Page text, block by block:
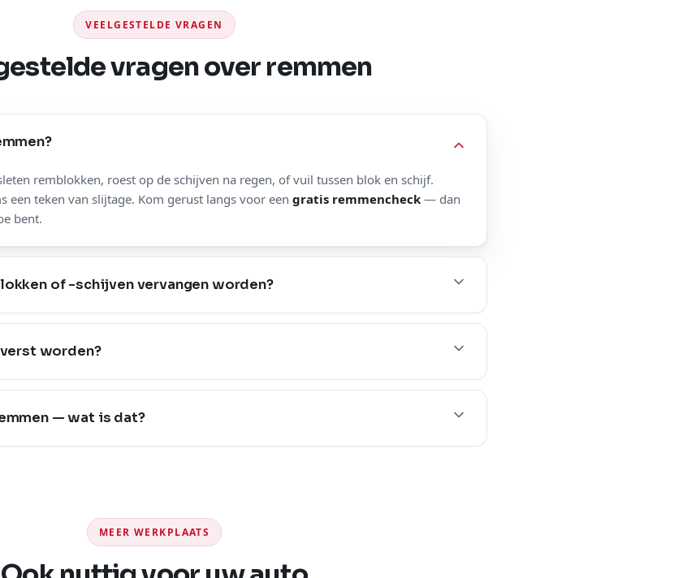
VEELGESTELDE VRAGEN
vragen over remmen
remblokken, roest op de schijven na regen, of vuil tussen blok en schijf.
een teken van slijtage. Kom gerust langs voor een gratis remmencheck — dan
bent.
of -schijven vervangen worden?
worden?
— wat is dat?
MEER WERKPLAATS